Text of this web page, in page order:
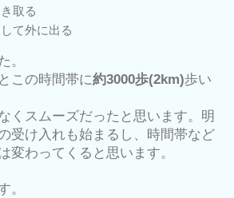
取る
て外に出る
。
この時間帯に約3000歩(2km)歩い
くスムーズだったと思います。明
受け入れも始まるし、時間帯など
変わってくると思います。
。